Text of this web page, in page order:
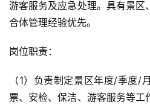
游客服务及应急处理。具有景区
合体管理经验优先。
岗位职责：
（1）负责制定景区年度/季度/
票、安检、保洁、游客服务等工